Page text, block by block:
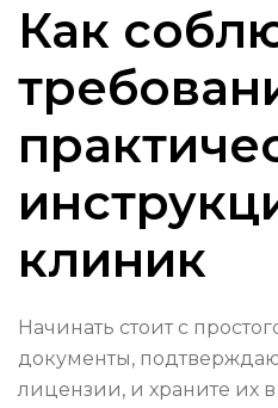
Как
клиник
Начинать стоит с
документы,
лицензии, и храните их